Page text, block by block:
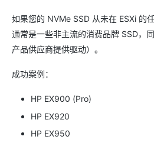
如果您的 NVMe SSD 从未在 ESXi 的
通常是一些非主流的消费品牌 SSD，
产品供应商提供驱动）。
成功案例：
HP EX900 (Pro)
HP EX920
HP EX950